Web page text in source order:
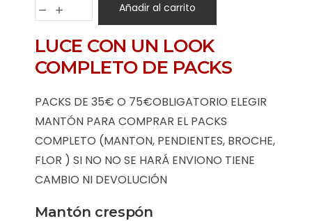
Añadir al carrito
LUCE CON UN LOOK
COMPLETO DE PACKS
PACKS DE 35€ O 75€OBLIGATORIO ELEGIR
MANTÓN PARA COMPRAR EL PACKS
COMPLETO (MANTON, PENDIENTES, BROCHE,
FLOR ) SI NO NO SE HARÁ ENVIONO TIENE
CAMBIO NI DEVOLUCIÓN
Mantón crespón